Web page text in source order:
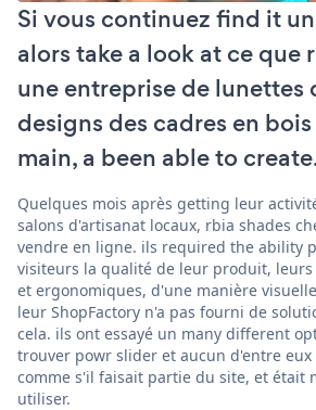
Si vous continuez find it
alors take a look at ce que
une entreprise de lunettes
designs des cadres en
main, a been able to
Quelques mois après getting leur
salons d'artisanat locaux, rbia shades
vendre en ligne. ils required the ability
visiteurs la qualité de leur produit, leurs
et ergonomiques, d'une manière
leur ShopFactory n'a pas fourni de
cela. ils ont essayé un many different
trouver powr slider et aucun d'entre
comme s'il faisait partie du site, et était
utiliser.